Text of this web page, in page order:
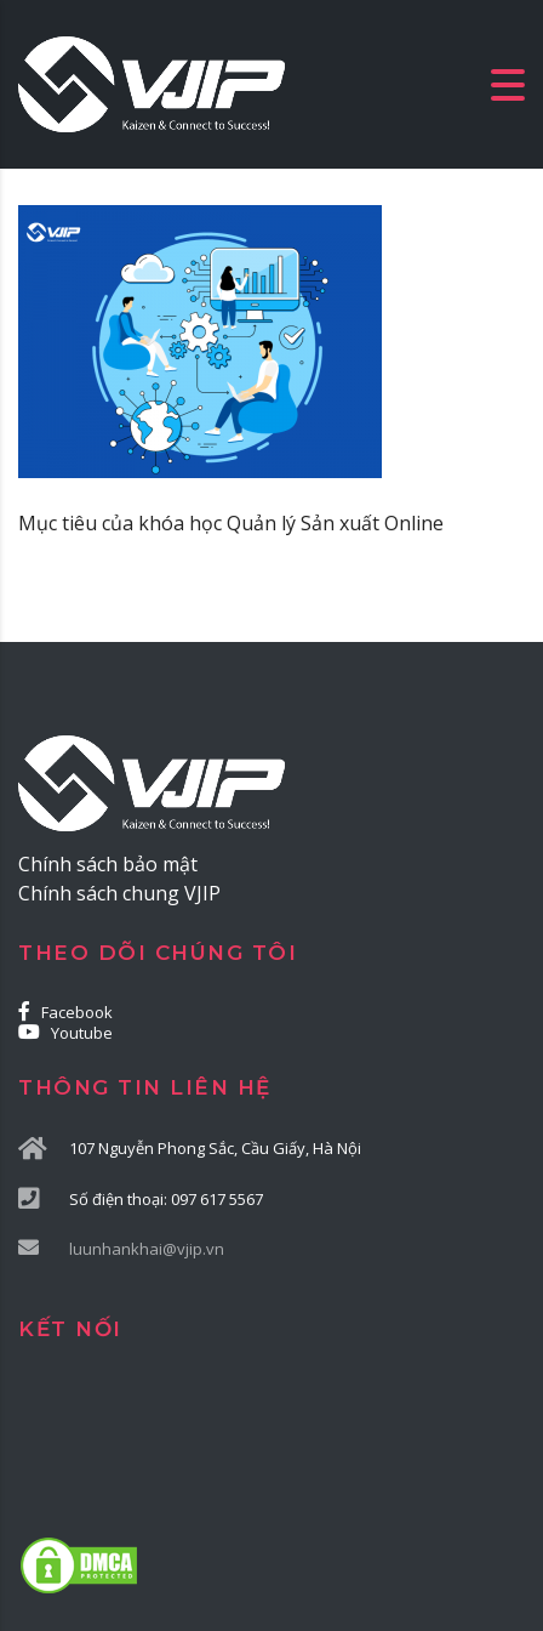
Mục tiêu của khóa học Quản lý Sản xuất Online
Chính sách bảo mật
Chính sách chung VJIP
THEO DÕI CHÚNG TÔI
Facebook
Youtube
THÔNG TIN LIÊN HỆ
107 Nguyễn Phong Sắc, Cầu Giấy, Hà Nội
Số điện thoại: 097 617 5567
luunhankhai@vjip.vn
KẾT NỐI